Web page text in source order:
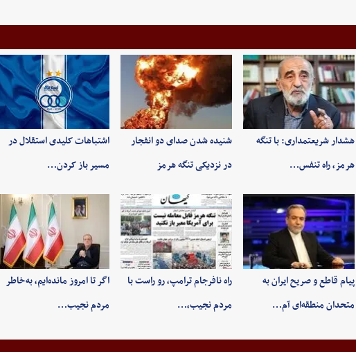
هشدار شریعتمداری: با تنگه
هرمز، راه تنفس…
شنیده شدن صدای دو انفجار
در نزدیکی تنگه هرمز
اشتباهات کلیدی استقلال در
مسیر باز کردن…
پیام قاطع و صریح ایران به
متحدان منطقه‌ای آم…
راه نافرجام ترامپ، رو راست با
مردم نجیب،…
اگر تا امروز مانده‌ایم، به‌خاطر
مردم نجیب…